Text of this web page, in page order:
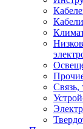
Связь,